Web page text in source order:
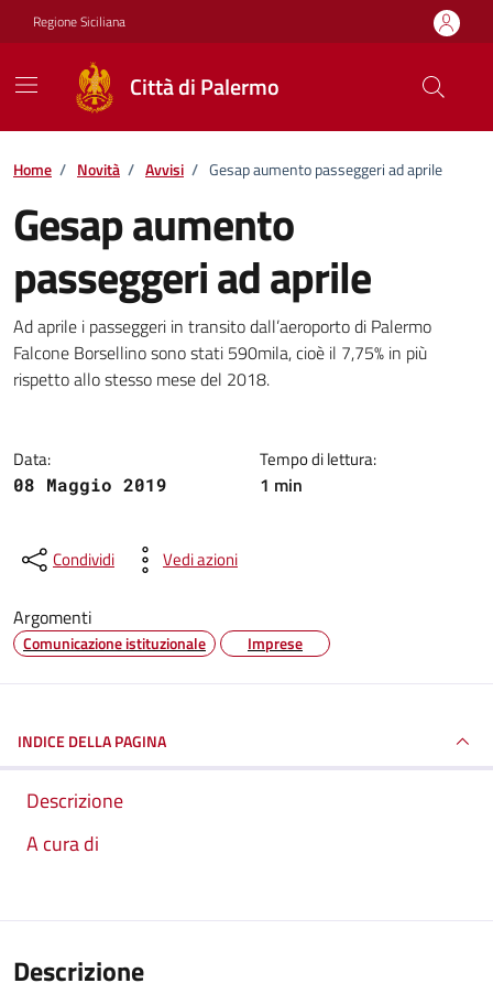
Vai ai contenuti
Vai al footer
Regione Siciliana
Città di Palermo
Home / Novità / Avvisi / Gesap aumento passeggeri ad aprile
Gesap aumento
passeggeri ad aprile
Dettagli della notizia
Ad aprile i passeggeri in transito dall’aeroporto di Palermo
Falcone Borsellino sono stati 590mila, cioè il 7,75% in più
rispetto allo stesso mese del 2018.
Data:
08 Maggio 2019
Tempo di lettura:
1 min
Condividi Vedi azioni
Argomenti
Comunicazione istituzionale Imprese
INDICE DELLA PAGINA
Descrizione
A cura di
Descrizione